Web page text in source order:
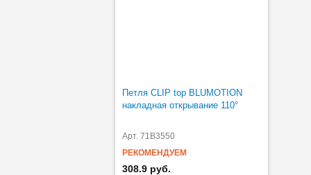
Петля CLIP top BLUMOTION
накладная открывание 110°
Арт. 71B3550
РЕКОМЕНДУЕМ
308.9 руб.